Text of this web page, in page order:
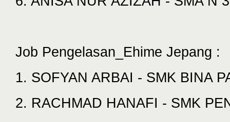
Job Pengelasan_Ehime Jepang :
1. SOFYAN ARBAI - SMK BINA
2. RACHMAD HANAFI - SMK